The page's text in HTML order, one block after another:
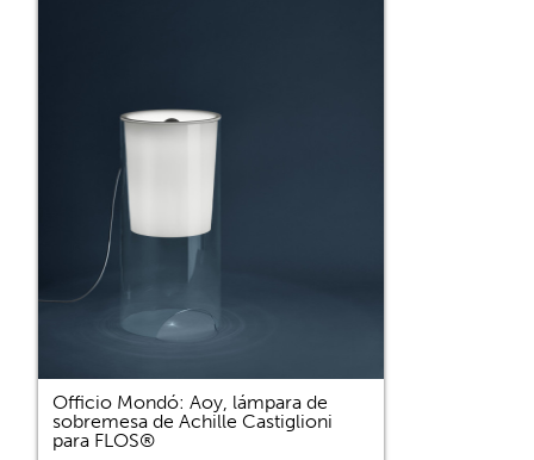
Officio Mondó: Aoy, lámpara de
sobremesa de Achille Castiglioni
para FLOS®